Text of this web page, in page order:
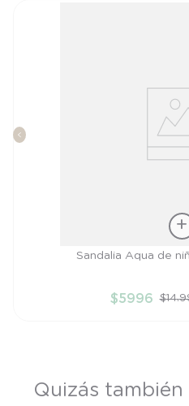
AÑADIR
Sandalia Aqua de
$5996 $14.
Quizás también